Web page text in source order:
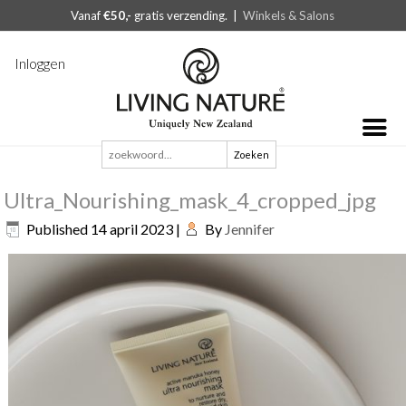
Vanaf€50,- gratis verzending. |Winkels & Salons
Inloggen
Zoeken
naar:
Ultra_Nourishing_mask_4_cropped_jpg
Published 14 april 2023 | By Jennifer